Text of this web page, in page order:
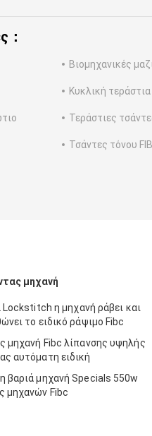
：
Βιομηχανικές
Κυκλική
Τεράστιες
Τσάντες τόνου
μηχανή
η μηχανή ράβει και
το ειδικό ράψιμο Fibc
μηχανή Fibc λίπανσης υψηλής
αυτόματη ειδική
βαριά μηχανή Specials 550w
μηχανών Fibc